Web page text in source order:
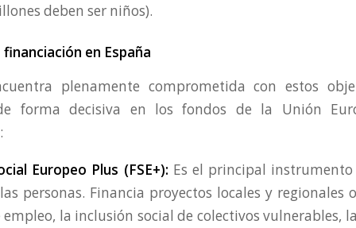
deben ser niños).
en España
plenamente comprometida con estos
forma decisiva en los fondos de la Unión
Europeo Plus (FSE+): Es el principal
personas. Financia proyectos locales y regionales
empleo, la inclusión social de colectivos vulnerables,